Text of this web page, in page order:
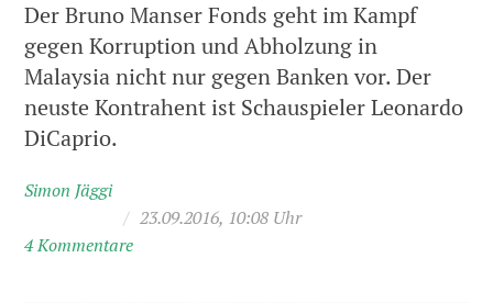
Der Bruno Manser Fonds geht im Kampf
gegen Korruption und Abholzung in
Malaysia nicht nur gegen Banken vor. Der
neuste Kontrahent ist Schauspieler Leonardo
DiCaprio.
Simon Jäggi
/ 23.09.2016, 10:08 Uhr
4 Kommentare